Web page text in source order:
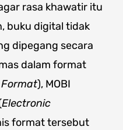
rasa khawatir itu
buku digital tidak
dipegang secara
dalam format
), MOBI
Electronic
format tersebut